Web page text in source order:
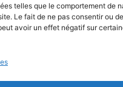
telles que le comportement de
Le fait de ne pas consentir ou
avoir un effet négatif sur
autant que possible
dues aux mérules lors de
l'utilisation des bois
que possible le